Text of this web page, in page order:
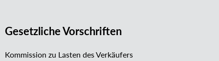
Gesetzliche Vorschriften
Kommission zu Lasten des Verkäufers